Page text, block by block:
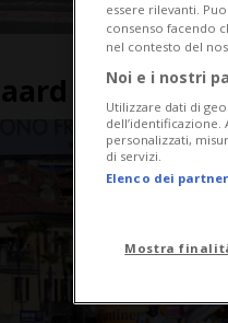
mette la
essere rilevanti.
consenso facendo
nel contesto del
Noi e i nostri
Utilizzare dati di
personalizzati,
di servizi.
Elenco dei
Mostra